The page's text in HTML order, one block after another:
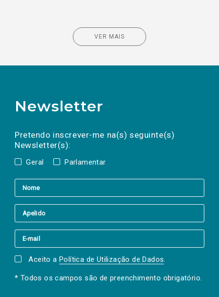
VER MAIS
Newsletter
Pretendo inscrever-me na(s) seguinte(s)
Newsletter(s):
Geral Parlamentar
a(s) newsletter(s).
mail
Aceito a Política de Utilização de Dados.
* Todos os campos são de preenchimento obrigatório.